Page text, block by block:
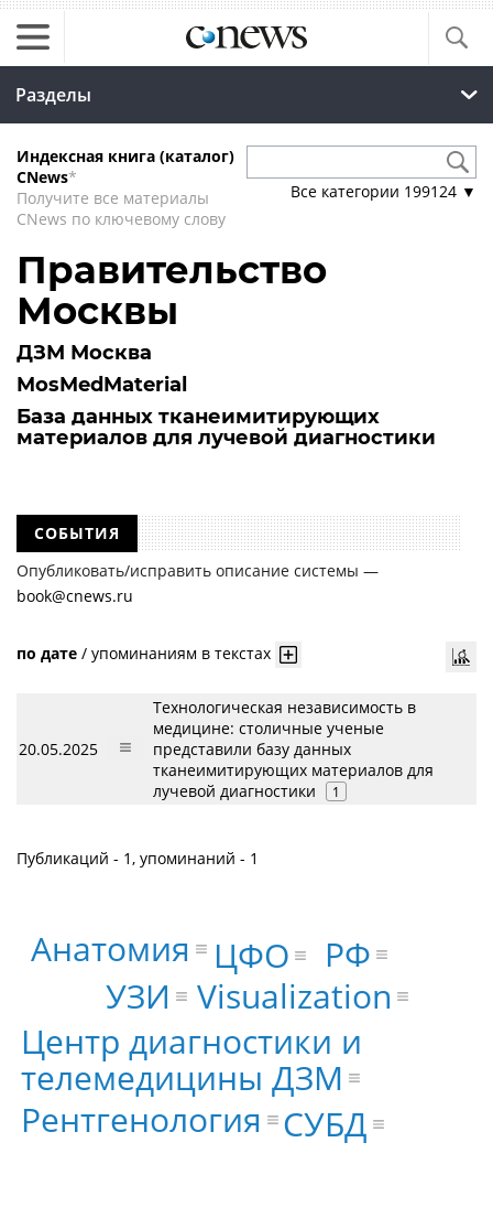
Разделы
Индексная книга (каталог)
CNews*
Получите все материалы
CNews по ключевому слову
Все категории 199124 ▼
Правительство
Москвы
ДЗМ Москва
MosMedMaterial
База данных тканеимитирующих
материалов для лучевой диагностики
СОБЫТИЯ
Опубликовать/исправить описание системы —
book@cnews.ru
по дате / упоминаниям в текстах
20.05.2025
Технологическая независимость в
медицине: столичные ученые
представили базу данных
тканеимитирующих материалов для
лучевой диагностики
1
Публикаций - 1, упоминаний - 1
Центр диагностики и
телемедицины ДЗМ
Visualization
Рентгенология
УЗИ
СУБД
РФ
ЦФО
Анатомия